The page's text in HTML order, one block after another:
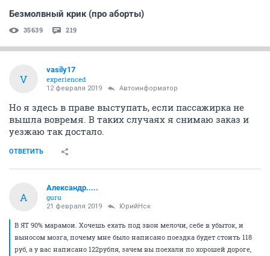
Безмолвный крик (про аборты)
35639 219
V
vasily17
experienced
12 февраля 2019 Автоинформатор
Но я здесь в праве выступать, если пассажирка не
вышла вовремя. В таких случаях я снимаю заказ и
уезжаю так достало.
ОТВЕТИТЬ
А
Александр.....
guru
21 февраля 2019 ЮрийНск
В ЯТ 90% марамои. Хочешь ехать под звон мелочи, себе в убыток, и
выносом мозга, почему мне было написано поездка будет стоить 118
руб, а у вас написано 122рубля, зачем вы поехали по хорошей дороге,